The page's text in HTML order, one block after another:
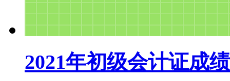
2021年初级会计证成